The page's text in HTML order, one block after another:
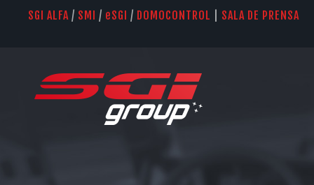
SGI ALFA / SMI / eSGI / DOMOCONTROL SALA DE PRENSA